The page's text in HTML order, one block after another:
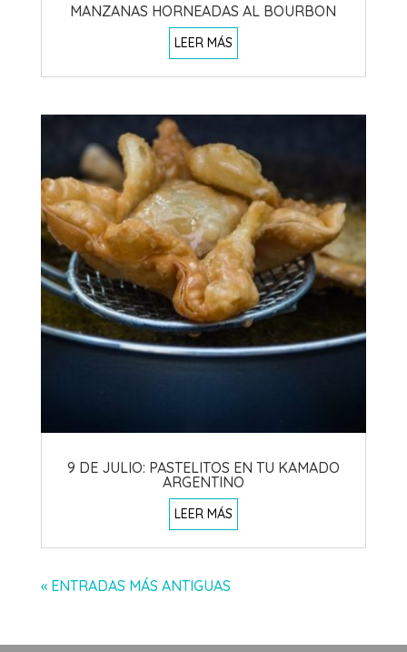
MANZANAS HORNEADAS AL BOURBON
LEER MÁS
9 DE JULIO: PASTELITOS EN TU KAMADO
ARGENTINO
LEER MÁS
« ENTRADAS MÁS ANTIGUAS